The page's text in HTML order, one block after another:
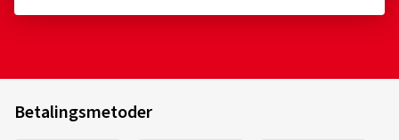
Betalingsmetoder